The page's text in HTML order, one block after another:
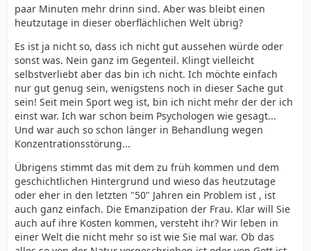
paar Minuten mehr drinn sind. Aber was bleibt einen
heutzutage in dieser oberflächlichen Welt übrig?
Es ist ja nicht so, dass ich nicht gut aussehen würde oder
sonst was. Nein ganz im Gegenteil. Klingt vielleicht
selbstverliebt aber das bin ich nicht. Ich möchte einfach
nur gut genug sein, wenigstens noch in dieser Sache gut
sein! Seit mein Sport weg ist, bin ich nicht mehr der der ich
einst war. Ich war schon beim Psychologen wie gesagt...
Und war auch so schon länger in Behandlung wegen
Konzentrationsstörung...
Übrigens stimmt das mit dem zu früh kommen und dem
geschichtlichen Hintergrund und wieso das heutzutage
oder eher in den letzten "50" Jahren ein Problem ist , ist
auch ganz einfach. Die Emanzipation der Frau. Klar will Sie
auch auf ihre Kosten kommen, versteht ihr? Wir leben in
einer Welt die nicht mehr so ist wie Sie mal war. Ob das